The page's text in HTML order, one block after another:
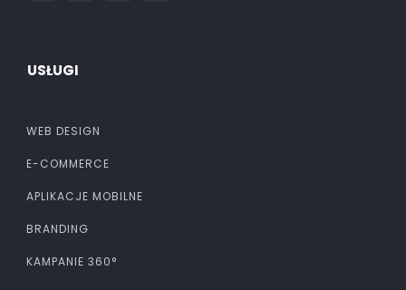
USŁUGI
WEB DESIGN
E-COMMERCE
APLIKACJE MOBILNE
BRANDING
KAMPANIE 360°